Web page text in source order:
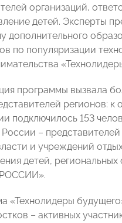
организаций,
детей. Эксперты
дополнительного
по популяризации
программы вызвала
регионов: к
подключилось 153
–
и учреждений
детей, региональных
«Технолидеры
– активных